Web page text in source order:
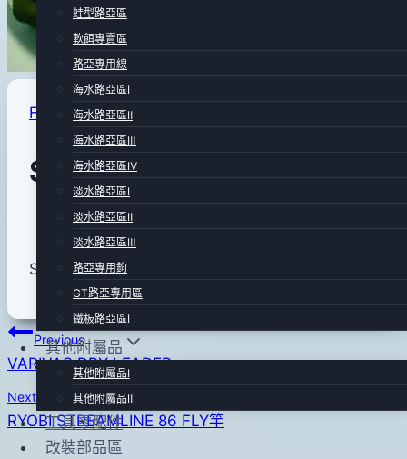
蛙型路亞區
軟餌專賣區
路亞專用線
海水路亞區Ⅰ
海水路亞區Ⅱ
海水路亞區Ⅲ
海水路亞區Ⅳ
淡水路亞區Ⅰ
淡水路亞區Ⅱ
淡水路亞區Ⅲ
路亞專用鉤
GT路亞專用區
鐵板路亞區Ⅰ
其他附屬品
其他附屬品Ⅰ
其他附屬品Ⅱ
工具零配件
改裝部品區
FLY專賣區|FLY用品區
SAGE小帽-綠
12
20
日
2020
年
12
SAGE小帽-綠
文
章
導
覽
Previous
VARIVAS DRY LEADER
Next
RYOBI STREAMLINE 86 FLY竿